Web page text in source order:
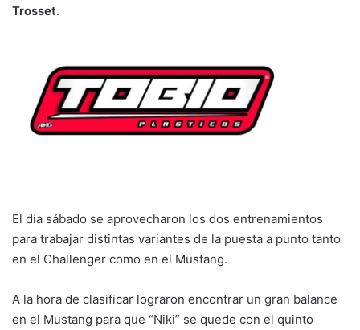
Trosset.
El día sábado se aprovecharon los dos entrenamientos
para trabajar distintas variantes de la puesta a punto tanto
en el Challenger como en el Mustang.
A la hora de clasificar lograron encontrar un gran balance
en el Mustang para que “Niki” se quede con el quinto